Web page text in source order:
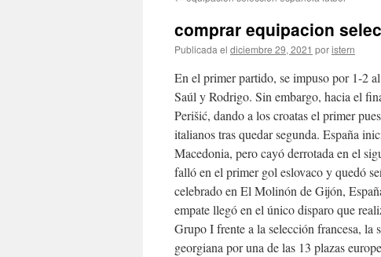
contenido
comprar equipacion
Publicada el diciembre 29, 2021 poristern
En el primer partido, se impuso por 1-2
Saúl y Rodrigo. Sin embargo, hacia el
Perišić, dando a los croatas el primer
italianos tras quedar segunda. España
Macedonia, pero cayó derrotada en el
falló en el primer gol eslovaco y quedó
celebrado en El Molinón de Gijón,
empate llegó en el único disparo que
Grupo I frente a la selección francesa, la
georgiana por una de las 13 plazas